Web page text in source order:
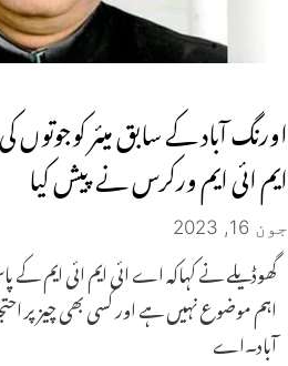
اورنگ آباد کے سابق میئر
ایم ائی ایم ورکرس نے پیش کیا
جون 16, 2023
گھوڈیلے نے کہاکہ اے ائی ایم ائی ایم
اہم موضوع نہیں ہے اور کسی بھی چیز پر
آباد۔اے